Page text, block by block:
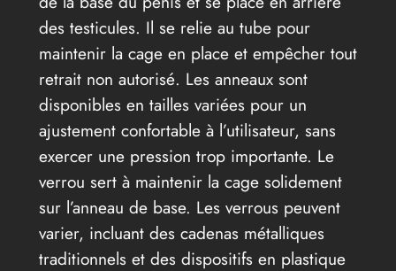
des testicules. Il se relie au tube pour
maintenir la cage en place et empêcher tout
retrait non autorisé. Les anneaux sont
disponibles en tailles variées pour un
ajustement confortable à l’utilisateur, sans
exercer une pression trop importante. Le
verrou sert à maintenir la cage solidement
sur l’anneau de base. Les verrous peuvent
varier, incluant des cadenas métalliques
traditionnels et des dispositifs en plastique